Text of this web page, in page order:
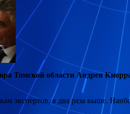
Томской области Андрея
экспертов, в два раза выше.